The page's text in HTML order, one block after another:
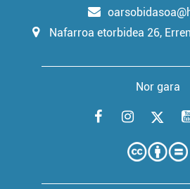
Nafarroa etorbidea 26,
Nor gara